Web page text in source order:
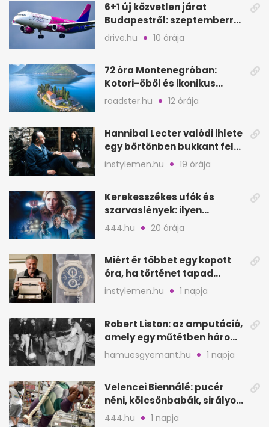
6+1 új közvetlen járat
Budapestről: szeptemberre
kész, gyors kiruccanások
drive.hu 10 órája
72 óra Montenegróban:
Kotori-öböl és ikonikus
tengerpart 3 nap alatt
roadster.hu 12 órája
Hannibal Lecter valódi ihlete
egy börtönben bukkant fel
Thomas Harrisnek
instylemen.hu 19 órája
Kerekesszékes ufók és
szarvaslények: ilyen
Spielberg új filmje
444.hu 20 órája
Miért ér többet egy kopott
óra, ha történet tapad
hozzá?
instylemen.hu 1 napja
Robert Liston: az amputáció,
amely egy műtétben három
életet követelt
hamuesgyemant.hu 1 napja
Velencei Biennálé: pucér
néni, kölcsönbabák, sirályok,
és kész a családi program
444.hu 1 napja